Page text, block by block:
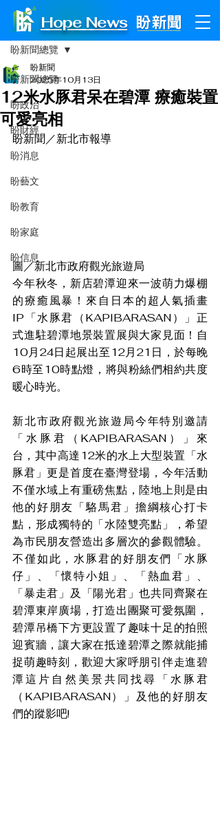
Hope News
文章
盼新聞總覽
盼政治
盼財經
盼消息
盼藝文
盼教育
盼家庭
盼信息
盼新聞總覽
12米水豚君呆在碧潭 療癒裝置
可愛亮相
盼新聞
2025年10月13日
盼新聞／新北市報導
圖／新北市政府觀光旅遊局
今年秋冬，新店碧潭迎來一波萌力爆棚
的療癒風暴！來自日本的超人氣插畫
IP「水豚君（KAPIBARASAN）」正
式進駐碧潭地景裝置展與大家見面！自
10月24日起展出至12月21日，於每晚
6時至10時點燈，將與粉絲們相約共度
暖心時光。
新北市政府觀光旅遊局今年特別邀請
「水豚君（KAPIBARASAN）」來
台，其中高達12米的水上大型裝置「水
豚君」更是首度在臺灣登場，今年活動
不僅水域上有重磅焦點，陸地上則是由
他的好朋友「駱馬君」擔綱核心打卡
點，形成獨特的「水陸雙亮點」，希望
為市民朋友營造出多層次的參觀體驗。
不僅如此，水豚君的好朋友們「水豚
仔」、「懷特小姐」、「熱血君」、
「暴走君」及「陽光君」也共同齊聚在
碧潭東岸廣場，打造出團聚可愛氛圍，
碧潭吊橋下方更設置了趣味十足的拍照
迎賓牆，讓大家在抵達碧潭之際就能捕
捉萌趣時刻，歡迎大家呼朋引伴走進碧
潭這片自然美景共同找尋「水豚君
（KAPIBARASAN）」及他的好朋友
們的蹤影吧!